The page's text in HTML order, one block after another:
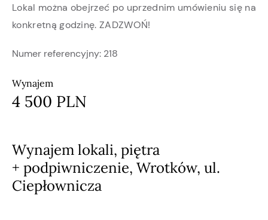
Numer referencyjny: 218
Wynajem lokali, piętra
+ podpiwniczenie, Wrotków, ul.
Ciepłownicza
Wynajem
4 500 PLN
Lokal można obejrzeć po uprzednim umówieniu się na
konkretną godzinę. ZADZWOŃ!